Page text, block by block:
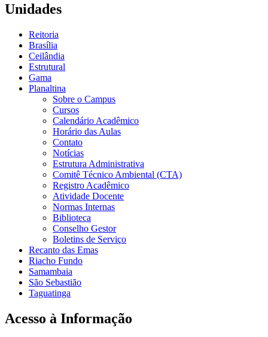
Unidades
Reitoria
Brasília
Ceilândia
Estrutural
Gama
Planaltina
Sobre o Campus
Cursos
Calendário Acadêmico
Horário das Aulas
Contato
Notícias
Estrutura Administrativa
Comitê Técnico Ambiental (CTA)
Registro Acadêmico
Atividade Docente
Normas Internas
Biblioteca
Conselho Gestor
Boletins de Serviço
Recanto das Emas
Riacho Fundo
Samambaia
São Sebastião
Taguatinga
Acesso à Informação